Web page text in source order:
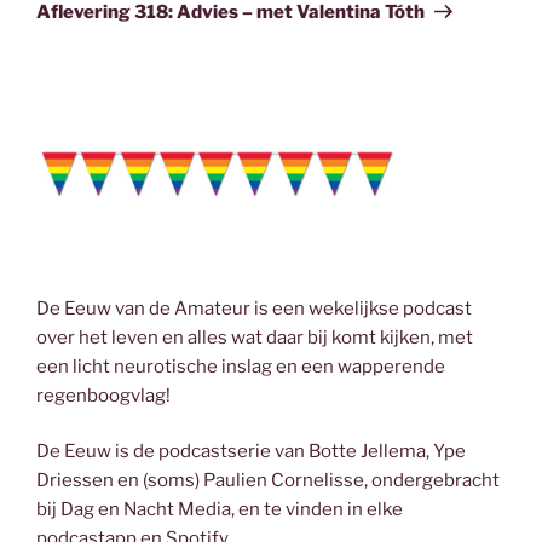
bericht
Aflevering 318: Advies – met Valentina Tóth
De Eeuw van de Amateur is een wekelijkse podcast
over het leven en alles wat daar bij komt kijken, met
een licht neurotische inslag en een wapperende
regenboogvlag!
De Eeuw is de podcastserie van Botte Jellema, Ype
Driessen en (soms) Paulien Cornelisse, ondergebracht
bij Dag en Nacht Media, en te vinden in elke